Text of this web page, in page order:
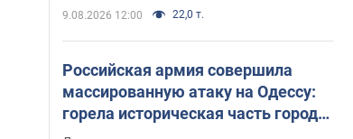
верующего"
9.08.2026 12:00 22,0 т.
Российская армия совершила
массированную атаку на Одессу:
горела историческая часть города,
есть пострадавшие. Фото и видео